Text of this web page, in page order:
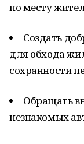
по месту
Создать
для обхода
сохранности
Обращать
незнакомых